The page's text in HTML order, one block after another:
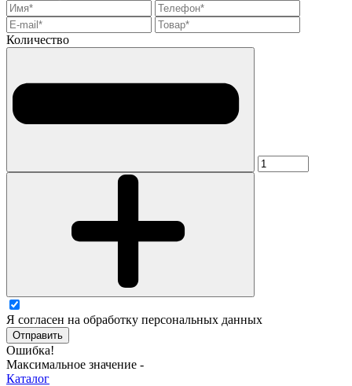
Количество
Я согласен на обработку персональных данных
Отправить
Ошибка!
Максимальное значение -
Каталог